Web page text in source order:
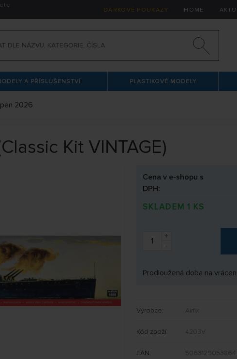
DÁRKOVÉ POUKAZY HOME
A PŘÍSLUŠENSTVÍ PLASTIKOVÉ MODELY
2026
Kit VINTAGE)
Cena v e-shopu s
DPH:
SKLADEM 1 KS
+
-
Prodloužená doba na
Výrobce: Airfix
Kód zboží: 4203V
EAN: 5063129053864